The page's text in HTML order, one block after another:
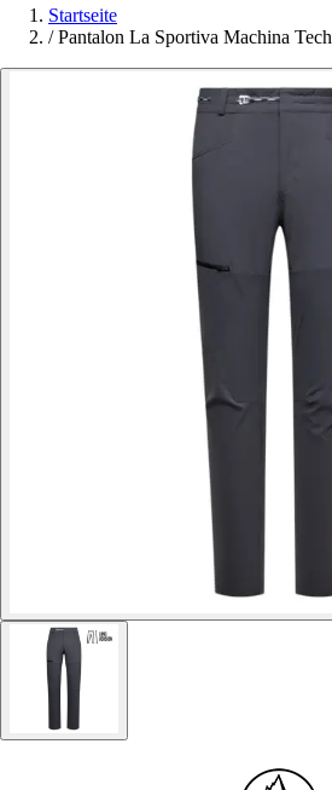
Startseite
/ Pantalon La Sportiva Machina Tech